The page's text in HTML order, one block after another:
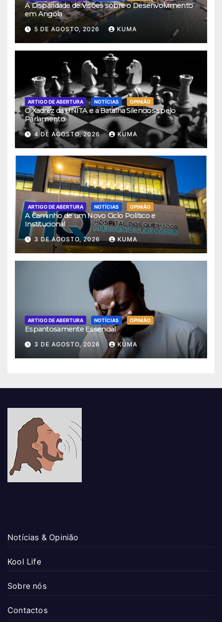
A Disparidade de Visões sobre o Desenvolvimento
em Angola
5 DE AGOSTO, 2026 KUMA
ARTIGO DE ABERTURA NOTÍCIAS OPINIÃO
O Xadrez da UNITA e a Batalha Silenciosa pelo
Parlamento
4 DE AGOSTO, 2026 KUMA
ARTIGO DE ABERTURA NOTÍCIAS OPINIÃO
A Caminho de um Novo Ciclo Político e
Institucional
3 DE AGOSTO, 2026 KUMA
ARTIGO DE ABERTURA NOTÍCIAS OPINIÃO
Espantosamente Essencial
3 DE AGOSTO, 2026 KUMA
Notícias & Opinião
Kool Life
Sobre nós
Contactos